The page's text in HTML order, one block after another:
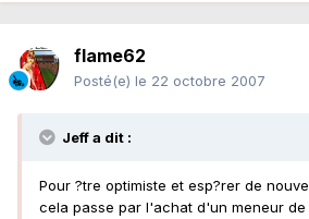
flame62
Posté(e) le 22 octobre 2007
Jeff a dit :
Pour ?tre optimiste et esp?rer de
cela passe par l'achat d'un meneur